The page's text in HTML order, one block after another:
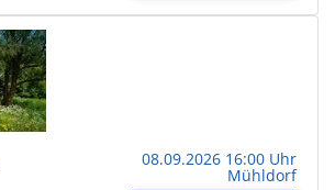
08.09.2026 16:00 Uhr
Mühldorf